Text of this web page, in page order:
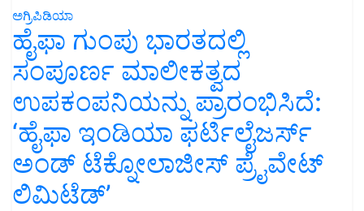
ಅಗ್ರಿಪಿಡಿಯಾ
ಹೈಫಾ ಗುಂಪು ಭಾರತದಲ್ಲಿ
ಸಂಪೂರ್ಣ ಮಾಲೀಕತ್ವದ
ಉಪಕಂಪನಿಯನ್ನು ಪ್ರಾರಂಭಿಸಿದೆ:
‘ಹೈಫಾ ಇಂಡಿಯಾ ಫರ್ಟಿಲೈಜರ್ಸ್
ಅಂಡ್ ಟೆಕ್ನೋಲಾಜೀಸ್ ಪ್ರೈವೇಟ್
ಲಿಮಿಟೆಡ್’